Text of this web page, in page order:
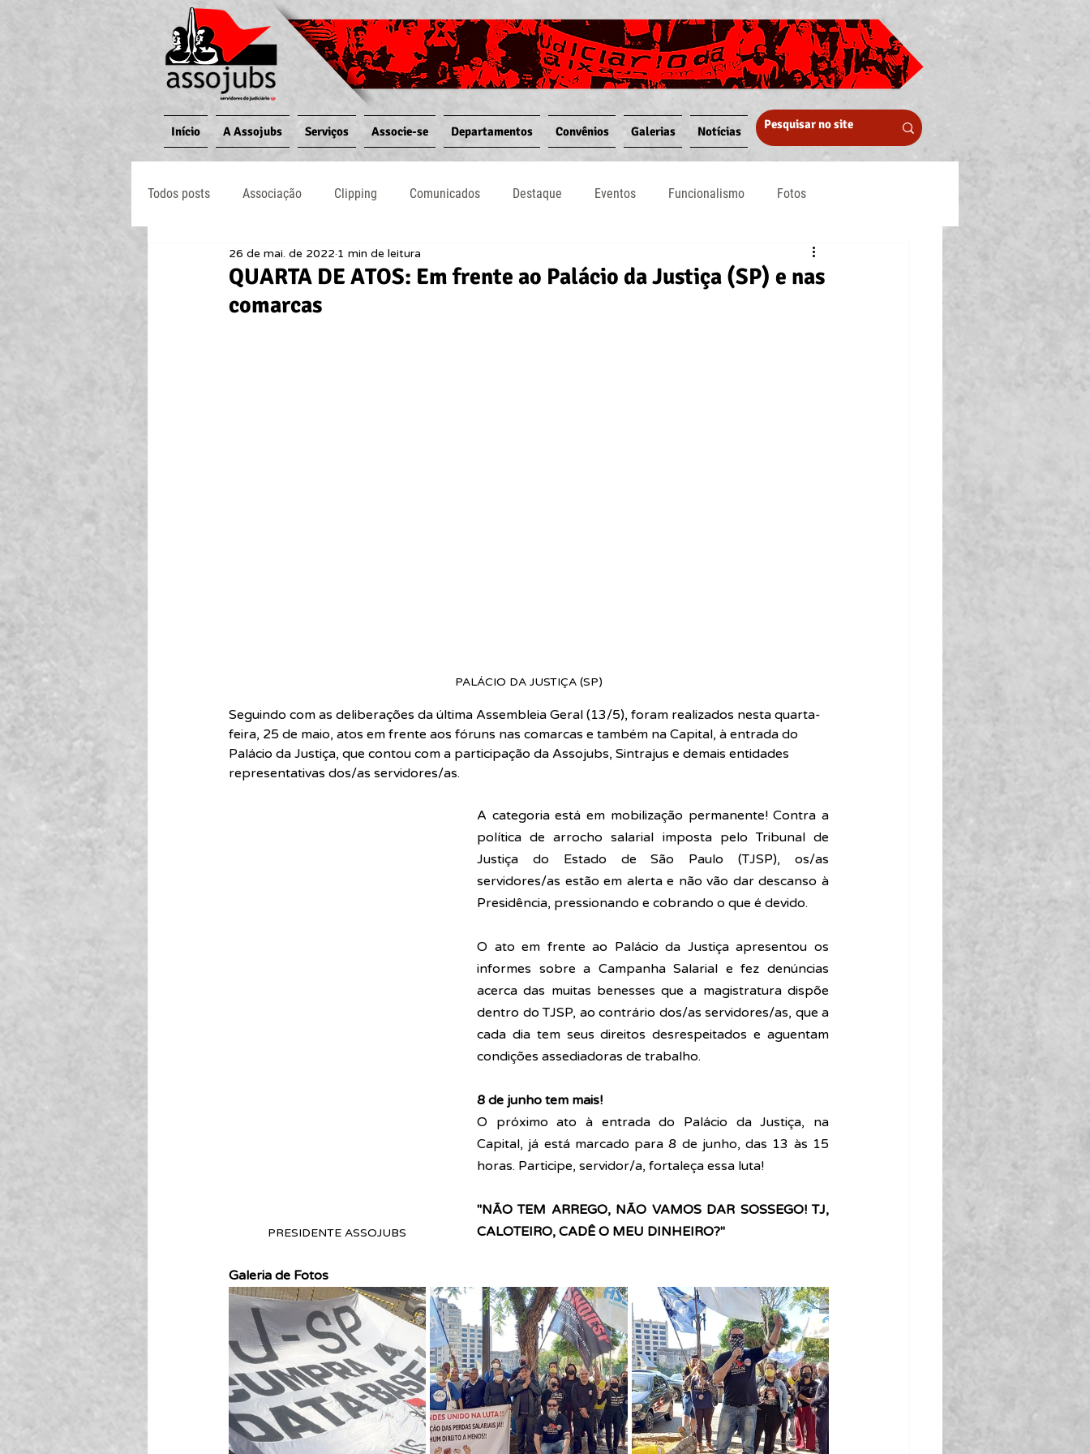
Início A Assojubs Serviços Associe-se Departamentos Convênios Galerias Notícias
Todos posts Associação Clipping Comunicados Destaque Eventos Funcionalismo Fotos
Jornal O Processo Judiciário Notícias
QUARTA DE ATOS: Em frente ao Palácio da Justiça (SP) e nas
comarcas
26 de mai. de 2022 1 min de leitura
PALÁCIO DA JUSTIÇA (SP)
Seguindo com as deliberações da última Assembleia Geral (13/5), foram realizados nesta quarta-
feira, 25 de maio, atos em frente aos fóruns nas comarcas e também na Capital, à entrada do
Palácio da Justiça, que contou com a participação da Assojubs, Sintrajus e demais entidades
representativas dos/as servidores/as.
PRESIDENTE ASSOJUBS
A categoria está em mobilização permanente! Contra a
política de arrocho salarial imposta pelo Tribunal de
Justiça do Estado de São Paulo (TJSP), os/as
servidores/as estão em alerta e não vão dar descanso à
Presidência, pressionando e cobrando o que é devido.
O ato em frente ao Palácio da Justiça apresentou os
informes sobre a Campanha Salarial e fez denúncias
acerca das muitas benesses que a magistratura dispõe
dentro do TJSP, ao contrário dos/as servidores/as, que a
cada dia tem seus direitos desrespeitados e aguentam
condições assediadoras de trabalho.
8 de junho tem mais!
O próximo ato à entrada do Palácio da Justiça, na
Capital, já está marcado para 8 de junho, das 13 às 15
horas. Participe, servidor/a, fortaleça essa luta!
"NÃO TEM ARREGO, NÃO VAMOS DAR SOSSEGO! TJ,
CALOTEIRO, CADÊ O MEU DINHEIRO?"
Galeria de Fotos